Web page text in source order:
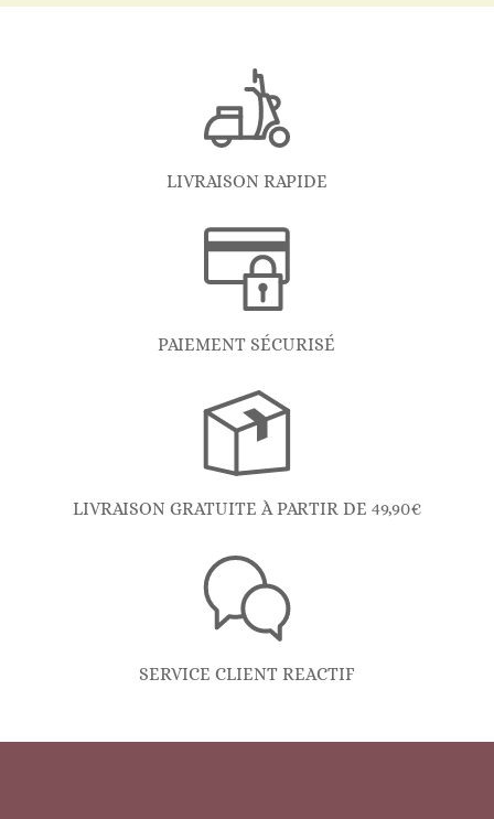
LIVRAISON RAPIDE
PAIEMENT SÉCURISÉ
LIVRAISON GRATUITE À PARTIR DE 49,90€
SERVICE CLIENT REACTIF